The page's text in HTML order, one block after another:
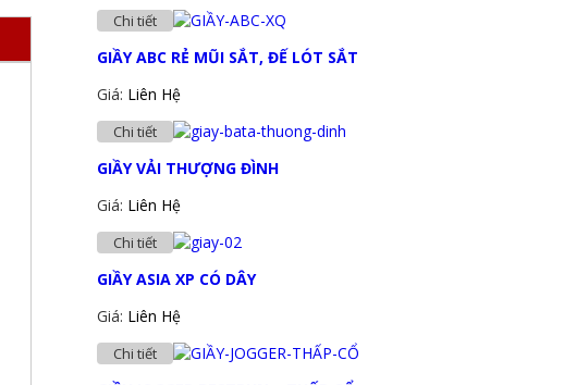
Chi tiết
GIẦY ABC RẺ MŨI SẮT, ĐẾ LÓT SẮT
Giá: Liên Hệ
Chi tiết
GIẦY VẢI THƯỢNG ĐÌNH
Giá: Liên Hệ
Chi tiết
GIẦY ASIA XP CÓ DÂY
Giá: Liên Hệ
Chi tiết